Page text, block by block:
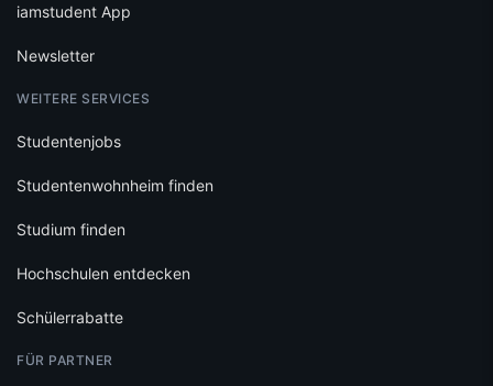
iamstudent App
Newsletter
WEITERE SERVICES
Studentenjobs
Studentenwohnheim finden
Studium finden
Hochschulen entdecken
Schülerrabatte
FÜR PARTNER